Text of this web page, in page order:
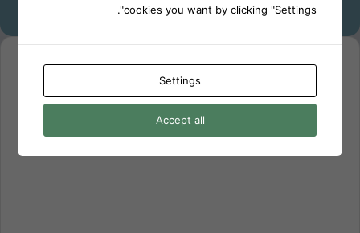
cookies you want by clicking "Settings".
Settings
Accept all